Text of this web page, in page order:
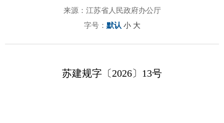
来源：江苏省人民政府办公厅
字号： 默认 小 大
苏建规字〔2026〕13号